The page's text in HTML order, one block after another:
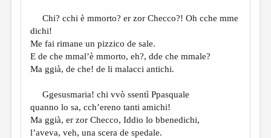
ТРЕДИАКОВСКИЙ
МЕДИА
ВКОНТАКТЕ
Chi? cchi è mmorto? er zor Checco?! Oh cche mme
dichi!
Me fai rimane un pizzico de sale.
E de che mmal’è mmorto, eh?, dde che mmale?
Ma ggià, de che! de li malacci antichi.
Ggesusmaria! chi vvò ssentì Ppasquale
quanno lo sa, cch’ereno tanti amichi!
Ma ggià, er zor Checco, Iddio lo bbenedichi,
l’aveva, veh, una scera de spedale.